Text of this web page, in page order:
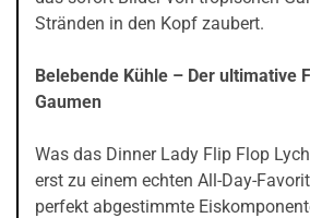
Stränden in den Kopf zaubert.
Belebende Kühle – Der ultimative
Gaumen
Was das Dinner Lady Flip Flop
erst zu einem echten All-Day-
perfekt abgestimmte